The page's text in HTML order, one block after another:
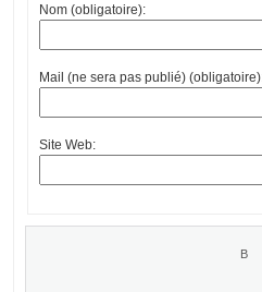
Nom (obligatoire):
Mail (ne sera pas publié)
Site Web: